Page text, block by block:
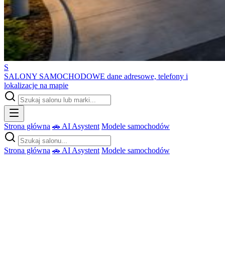
S
SALONY SAMOCHODOWE dane adresowe, telefony i
lokalizacje na mapie
Strona główna 🚗 AI Asystent Modele samochodów
Strona główna 🚗 AI Asystent Modele samochodów